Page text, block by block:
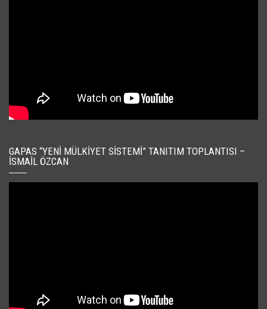
GAPAS “YENI MÜLKIYET SISTEMI” TANITIM TOPLANTISI –
İSMAIL ÖZCAN